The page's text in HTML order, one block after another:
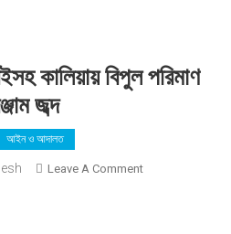
কালিয়ায় বিপুল পরিমাণ
জব্দ
আইন ও আদালত
Leave A CommentOn